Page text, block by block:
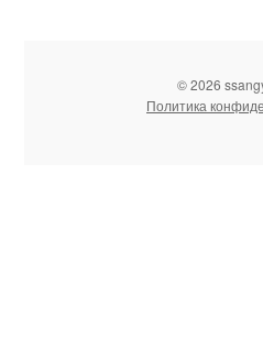
© 2026
Политика